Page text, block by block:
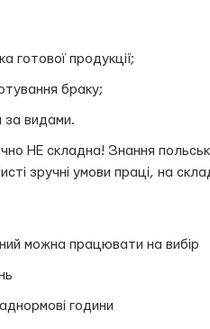
готової продукції;
браку;
за видами.
НЕ складна! Знання
зручні умови праці, на
можна працювати на вибір
години